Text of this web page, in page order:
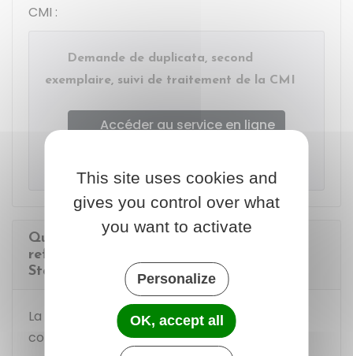
CMI :
Demande de duplicata, second
exemplaire, suivi de traitement de la CMI
Accéder au service en ligne
Quels recours possibles en cas de
refus d'attribution de la CMI
Stationnement ?
La démarche diffère selon que vous êtes
concerné ou non par l'Apa.
This site uses cookies and
gives you control over what
you want to activate
Personalize
OK, accept all